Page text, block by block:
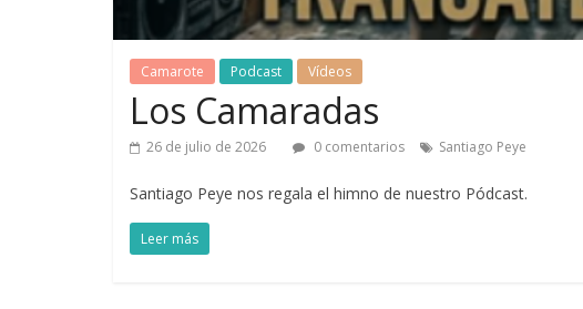
Camarote Podcast Vídeos
Los Camaradas
26 de julio de 2026 0 comentarios Santiago Peye
Santiago Peye nos regala el himno de nuestro Pódcast.
Leer más